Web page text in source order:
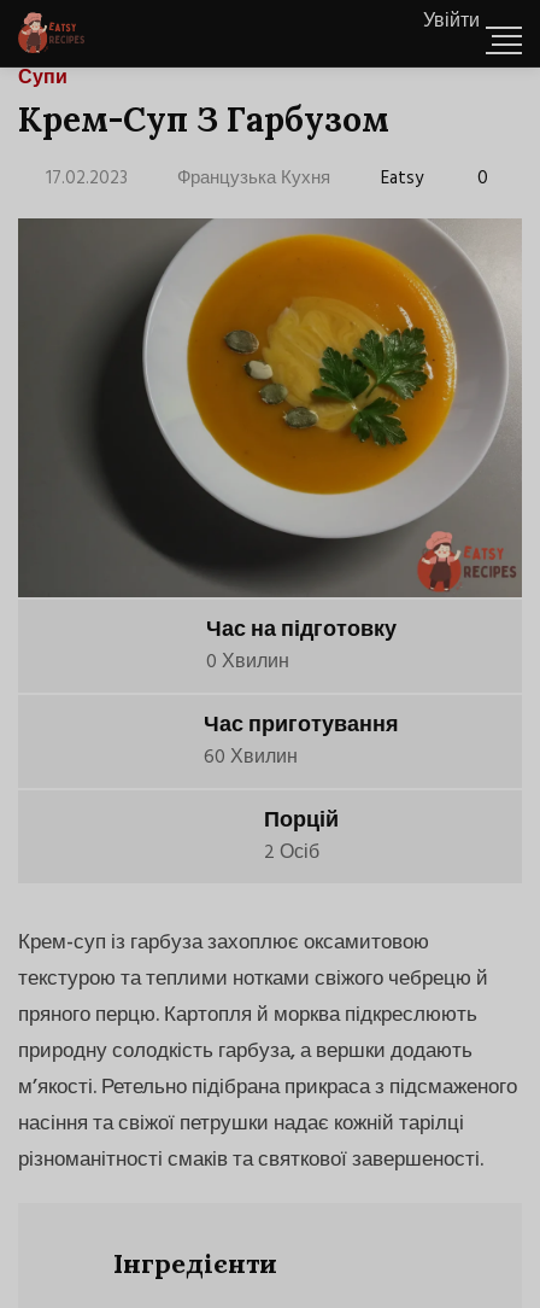
Увійти
Супи
Крем-Суп З Гарбузом
17.02.2023 Французька Кухня Eatsy 0
Час на підготовку
0 Хвилин
Час приготування
60 Хвилин
Порцій
2 Осіб
Крем-суп із гарбуза захоплює оксамитовою
текстурою та теплими нотками свіжого чебрецю й
пряного перцю. Картопля й морква підкреслюють
природну солодкість гарбуза, а вершки додають
м’якості. Ретельно підібрана прикраса з підсмаженого
насіння та свіжої петрушки надає кожній тарілці
різноманітності смаків та святкової завершеності.
Інгредієнти